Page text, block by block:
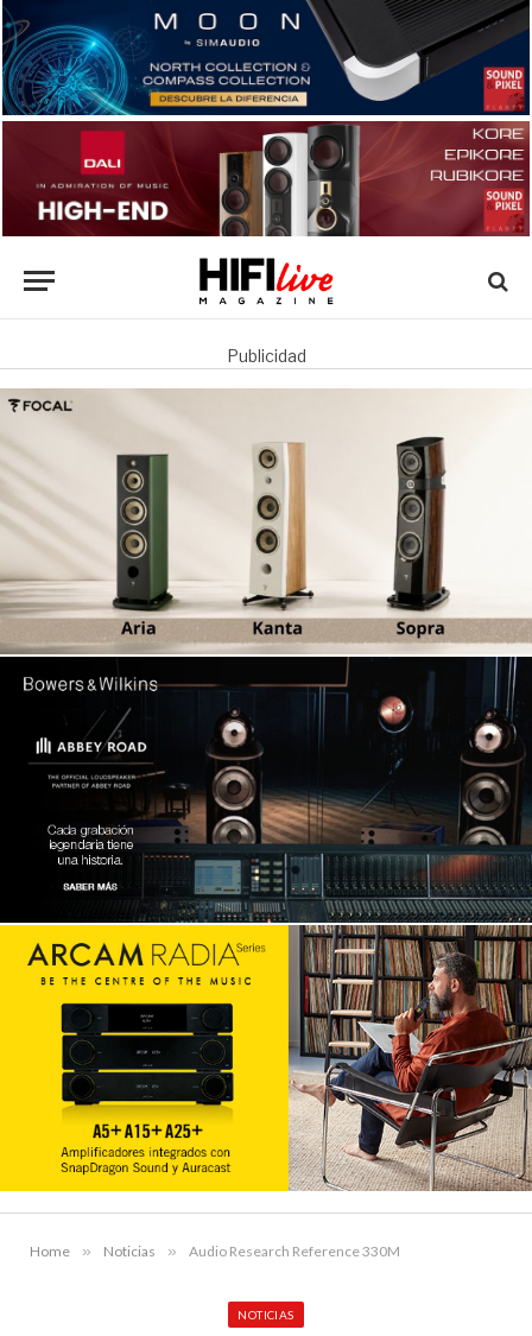
Publicidad
Home » Noticias » Audio Research Reference 330M
NOTICIAS